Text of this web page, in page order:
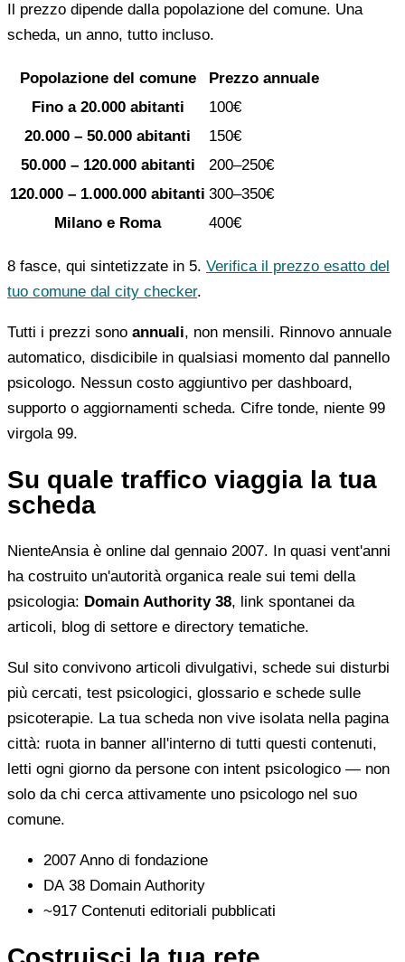
Il prezzo dipende dalla popolazione del comune. Una
scheda, un anno, tutto incluso.
Popolazione del comune
Prezzo annuale
Fino a 20.000 abitanti
100€
20.000 – 50.000 abitanti
150€
50.000 – 120.000 abitanti
200–250€
120.000 – 1.000.000 abitanti 300–350€
Milano e Roma
400€
8 fasce, qui sintetizzate in 5. Verifica il prezzo esatto del
tuo comune dal city checker.
Tutti i prezzi sono annuali, non mensili. Rinnovo annuale
automatico, disdicibile in qualsiasi momento dal pannello
psicologo. Nessun costo aggiuntivo per dashboard,
supporto o aggiornamenti scheda. Cifre tonde, niente 99
virgola 99.
Su quale traffico viaggia la tua
scheda
NienteAnsia è online dal gennaio 2007. In quasi vent'anni
ha costruito un'autorità organica reale sui temi della
psicologia: Domain Authority 38, link spontanei da
articoli, blog di settore e directory tematiche.
Sul sito convivono articoli divulgativi, schede sui disturbi
più cercati, test psicologici, glossario e schede sulle
psicoterapie. La tua scheda non vive isolata nella pagina
città: ruota in banner all'interno di tutti questi contenuti,
letti ogni giorno da persone con intent psicologico — non
solo da chi cerca attivamente uno psicologo nel suo
comune.
2007 Anno di fondazione
DA 38 Domain Authority
~917 Contenuti editoriali pubblicati